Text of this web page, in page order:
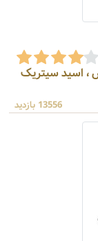
، اسید سیتریک
13556 بازدید